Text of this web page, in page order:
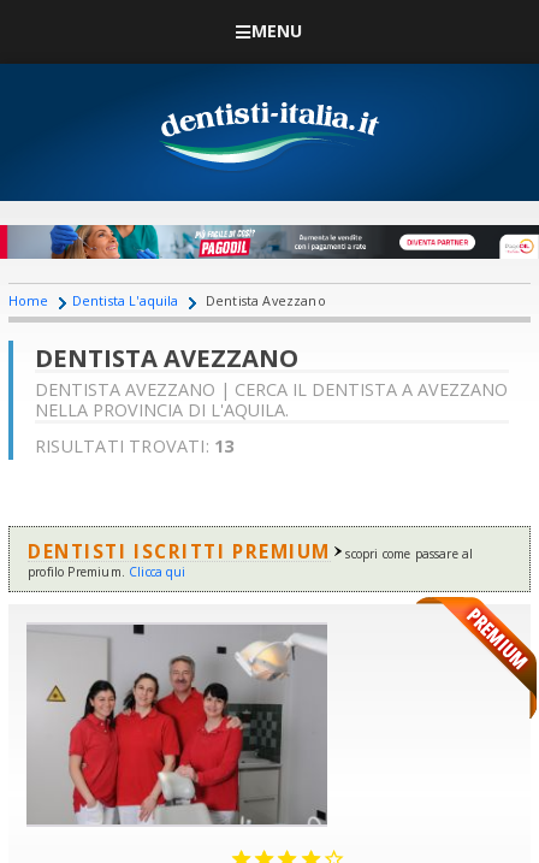
MENU
Home Dentista L'aquila Dentista Avezzano
DENTISTA AVEZZANO
DENTISTA AVEZZANO | CERCA IL DENTISTA A AVEZZANO
NELLA PROVINCIA DI L'AQUILA.
RISULTATI TROVATI: 13
DENTISTI ISCRITTI PREMIUM
scopri come passare al
profilo Premium. Clicca qui